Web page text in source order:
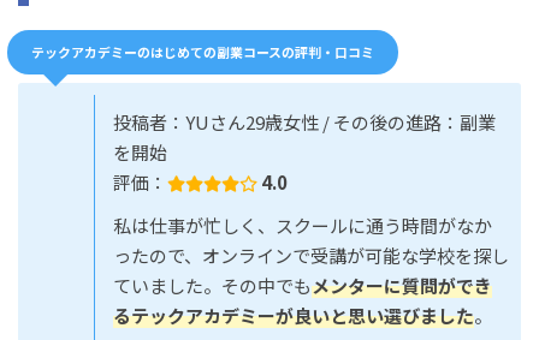
テックアカデミーのはじめての副業コースの評判・口コミ
投稿者：YUさん29歳女性 / その後の進路：副業
を開始
評価：
4.0
私は仕事が忙しく、スクールに通う時間がなか
ったので、オンラインで受講が可能な学校を探し
ていました。その中でもメンターに質問ができ
るテックアカデミーが良いと思い選びました。